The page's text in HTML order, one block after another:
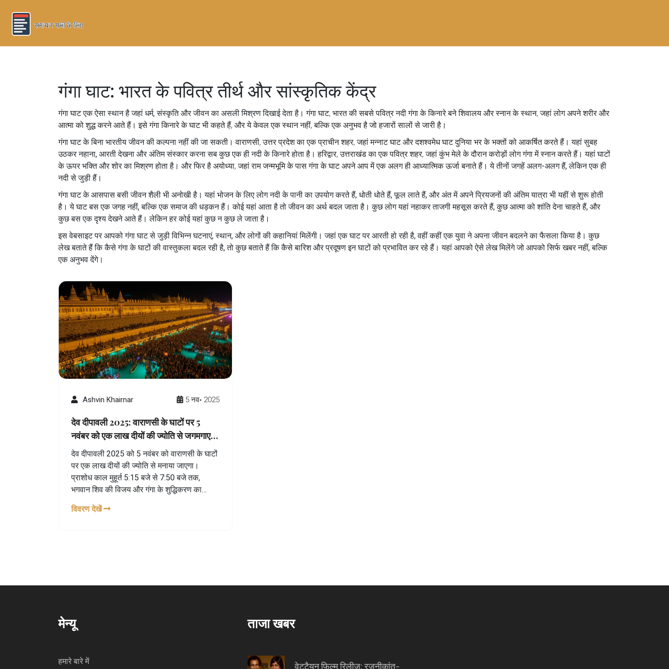
गंगा घाट: भारत के पवित्र तीर्थ और सांस्कृतिक केंद्र
गंगा घाट एक ऐसा स्थान है जहां धर्म, संस्कृति और जीवन का असली मिश्रण दिखाई देता है।गंगा घाट, भारत की सबसे पवित्र नदी गंगा के किनारे बने शिवालय और स्नान के स्थान, जहां लोग अपने शरीर और
आत्मा को शुद्ध करने आते हैं। इसेगंगा किनारे के घाटभी कहते हैं, और ये केवल एक स्थान नहीं, बल्कि एक अनुभव है जो हजारों सालों से जारी है।
गंगा घाट के बिना भारतीय जीवन की कल्पना नहीं की जा सकती।वाराणसी,उत्तर प्रदेश का एक प्राचीन शहर, जहां मन्नाट घाट और दशश्वमेध घाट दुनिया भर के भक्तों को आकर्षित करते हैं। यहां सुबह
उठकर नहाना, आरती देखना और अंतिम संस्कार करना सब कुछ एक ही नदी के किनारे होता है।हरिद्वार,उत्तराखंड का एक पवित्र शहर, जहां कुंभ मेले के दौरान करोड़ों लोग गंगा में स्नान करते हैं। यहां घाटों
के ऊपर भक्ति और शोर का मिश्रण होता है। और फिर है अयोध्या,जहां राम जन्मभूमि के पास गंगा के घाट अपने आप में एक अलग ही आध्यात्मिक ऊर्जा बनाते हैं। ये तीनों जगहें अलग-अलग हैं, लेकिन एक ही
नदी से जुड़ी हैं।
गंगा घाट के आसपास बसी जीवन शैली भी अनोखी है। यहां भोजन के लिए लोग नदी के पानी का उपयोग करते हैं, धोती धोते हैं, फूल लाते हैं, और अंत में अपने प्रियजनों की अंतिम यात्रा भी यहीं से शुरू होती
है। ये घाट बस एक जगह नहीं, बल्कि एक समाज की धड़कन हैं। कोई यहां आता है तो जीवन का अर्थ बदल जाता है। कुछ लोग यहां नहाकर ताजगी महसूस करते हैं, कुछ आत्मा को शांति देना चाहते हैं, और
कुछ बस एक दृश्य देखने आते हैं। लेकिन हर कोई यहां कुछ न कुछ ले जाता है।
इस वेबसाइट पर आपको गंगा घाट से जुड़ी विभिन्न घटनाएं, स्थान, और लोगों की कहानियां मिलेंगी। जहां एक घाट पर आरती हो रही है, वहीं कहीं एक युवा ने अपना जीवन बदलने का फैसला किया है। कुछ
लेख बताते हैं कि कैसे गंगा के घाटों की वास्तुकला बदल रही है, तो कुछ बताते हैं कि कैसे बारिश और प्रदूषण इन घाटों को प्रभावित कर रहे हैं। यहां आपको ऐसे लेख मिलेंगे जो आपको सिर्फ खबर नहीं, बल्कि
एक अनुभव देंगे।
Ashvin Khairnar 5 नव॰ 2025
देव दीपावली 2025: वाराणसी के घाटों पर 5
नवंबर को एक लाख दीयों की ज्योति से जगमगाएगी
गंगा
देव दीपावली 2025 को 5 नवंबर को वाराणसी के घाटों
पर एक लाख दीयों की ज्योति से मनाया जाएगा।
प्राशोध काल मुहूर्त 5:15 बजे से 7:50 बजे तक,
भगवान शिव की विजय और गंगा के शुद्धिकरण का
विवरण देखें
मेन्यू
हमारे बारे में
ताजा खबर
वेट्टैयन फिल्म रिलीज: रजनीकांत-